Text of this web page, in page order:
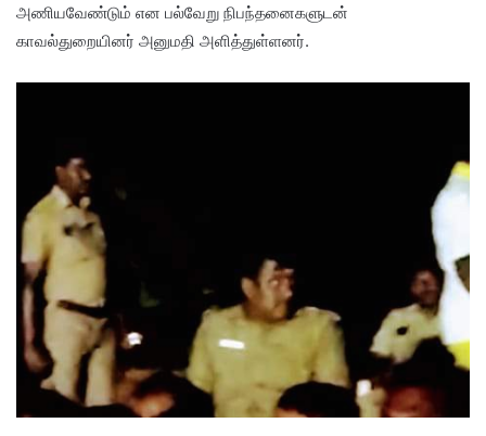
அணியவேண்டும் என பல்வேறு நிபந்தனைகளுடன்
காவல்துறையினர் அனுமதி அளித்துள்ளனர்.